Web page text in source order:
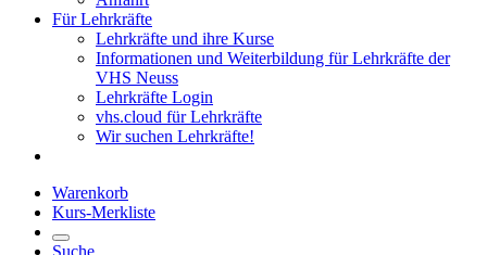
Für Lehrkräfte
Lehrkräfte und ihre Kurse
Informationen und Weiterbildung für Lehrkräfte der
VHS Neuss
Lehrkräfte Login
vhs.cloud für Lehrkräfte
Wir suchen Lehrkräfte!
Warenkorb
Kurs-Merkliste
Suche